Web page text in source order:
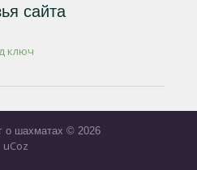
сайта
ключ
о шахматах © 2026
uCoz